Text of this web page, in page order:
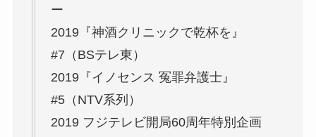
ー
2019『神酒クリニックで乾杯を』
#7（BSテレ東）
2019『イノセンス 冤罪弁護士』
#5（NTV系列）
2019 フジテレビ開局60周年特別企画